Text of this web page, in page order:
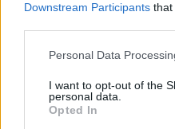
Downstream Participants that
Personal Data
I want to opt-out of the
personal data.
Opted In
regisztrációhoz kötött.
Az előfizetés a
Portfolio.hu teljes